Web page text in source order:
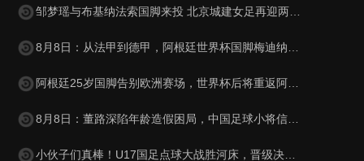
邹梦瑶与布基纳法索国脚来投 北京城建女足再迎两名强援
8月8日：从法甲到德甲，阿根廷世界杯国脚梅迪纳2500万欧转会勒沃库森
阿根廷25岁国脚告别欧洲赛场，世界杯后将重返阿超！
8月8日：董路深陷年龄造假困局，中国足球小将信任危机何解？
小伙子们真棒！U17国足点球大战胜河床，晋级决赛再遇阿森纳